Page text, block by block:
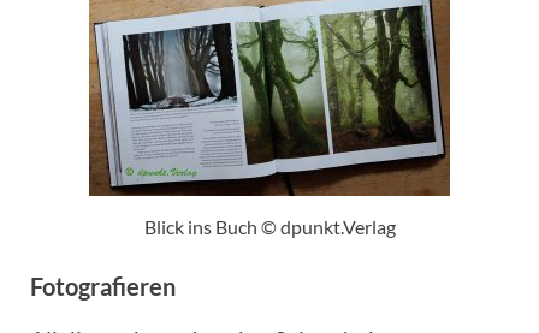
Blick ins Buch © dpunkt.Verlag
Fotografieren